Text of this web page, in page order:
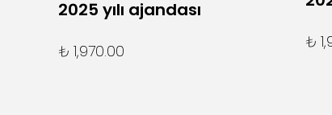
2025 yılı ajandası
₺ 1,970.00 ₺